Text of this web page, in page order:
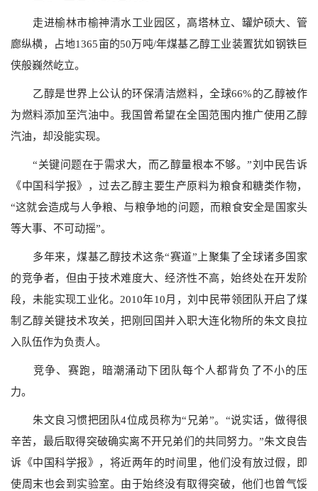
走进榆林市榆神清水工业园区，高塔林立、罐炉硕大、管
廊纵横，占地1365亩的50万吨/年煤基乙醇工业装置犹如钢铁巨
侠般巍然屹立。
乙醇是世界上公认的环保清洁燃料，全球66%的乙醇被作
为燃料添加至汽油中。我国曾希望在全国范围内推广使用乙醇
汽油，却没能实现。
“关键问题在于需求大，而乙醇量根本不够。”刘中民告诉
《中国科学报》，过去乙醇主要生产原料为粮食和糖类作物，
“这就会造成与人争粮、与粮争地的问题，而粮食安全是国家头
等大事、不可动摇”。
多年来，煤基乙醇技术这条“赛道”上聚集了全球诸多国家
的竞争者，但由于技术难度大、经济性不高，始终处在开发阶
段，未能实现工业化。2010年10月，刘中民带领团队开启了煤
制乙醇关键技术攻关，把刚回国并入职大连化物所的朱文良拉
入队伍作为负责人。
竞争、赛跑，暗潮涌动下团队每个人都背负了不小的压
力。
朱文良习惯把团队4位成员称为“兄弟”。“说实话，做得很
辛苦，最后取得突破确实离不开兄弟们的共同努力。”朱文良告
诉《中国科学报》，将近两年的时间里，他们没有放过假，即
使周末也会到实验室。由于始终没有取得突破，他们也曾气馁